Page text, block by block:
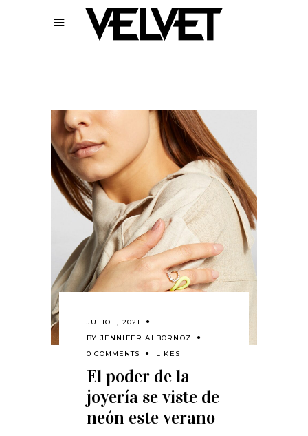
JULIO 1, 2021
BY JENNIFER ALBORNOZ
0 COMMENTS
LIKES
El poder de la
joyería se viste de
neón este verano